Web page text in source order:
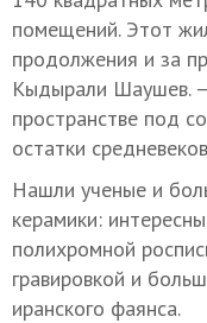
помещений. Этот
продолжения и за
Кыдырали Шаушев.
пространстве под
остатки
Нашли ученые и
керамики:
полихромной
гравировкой и
иранского фаянса.